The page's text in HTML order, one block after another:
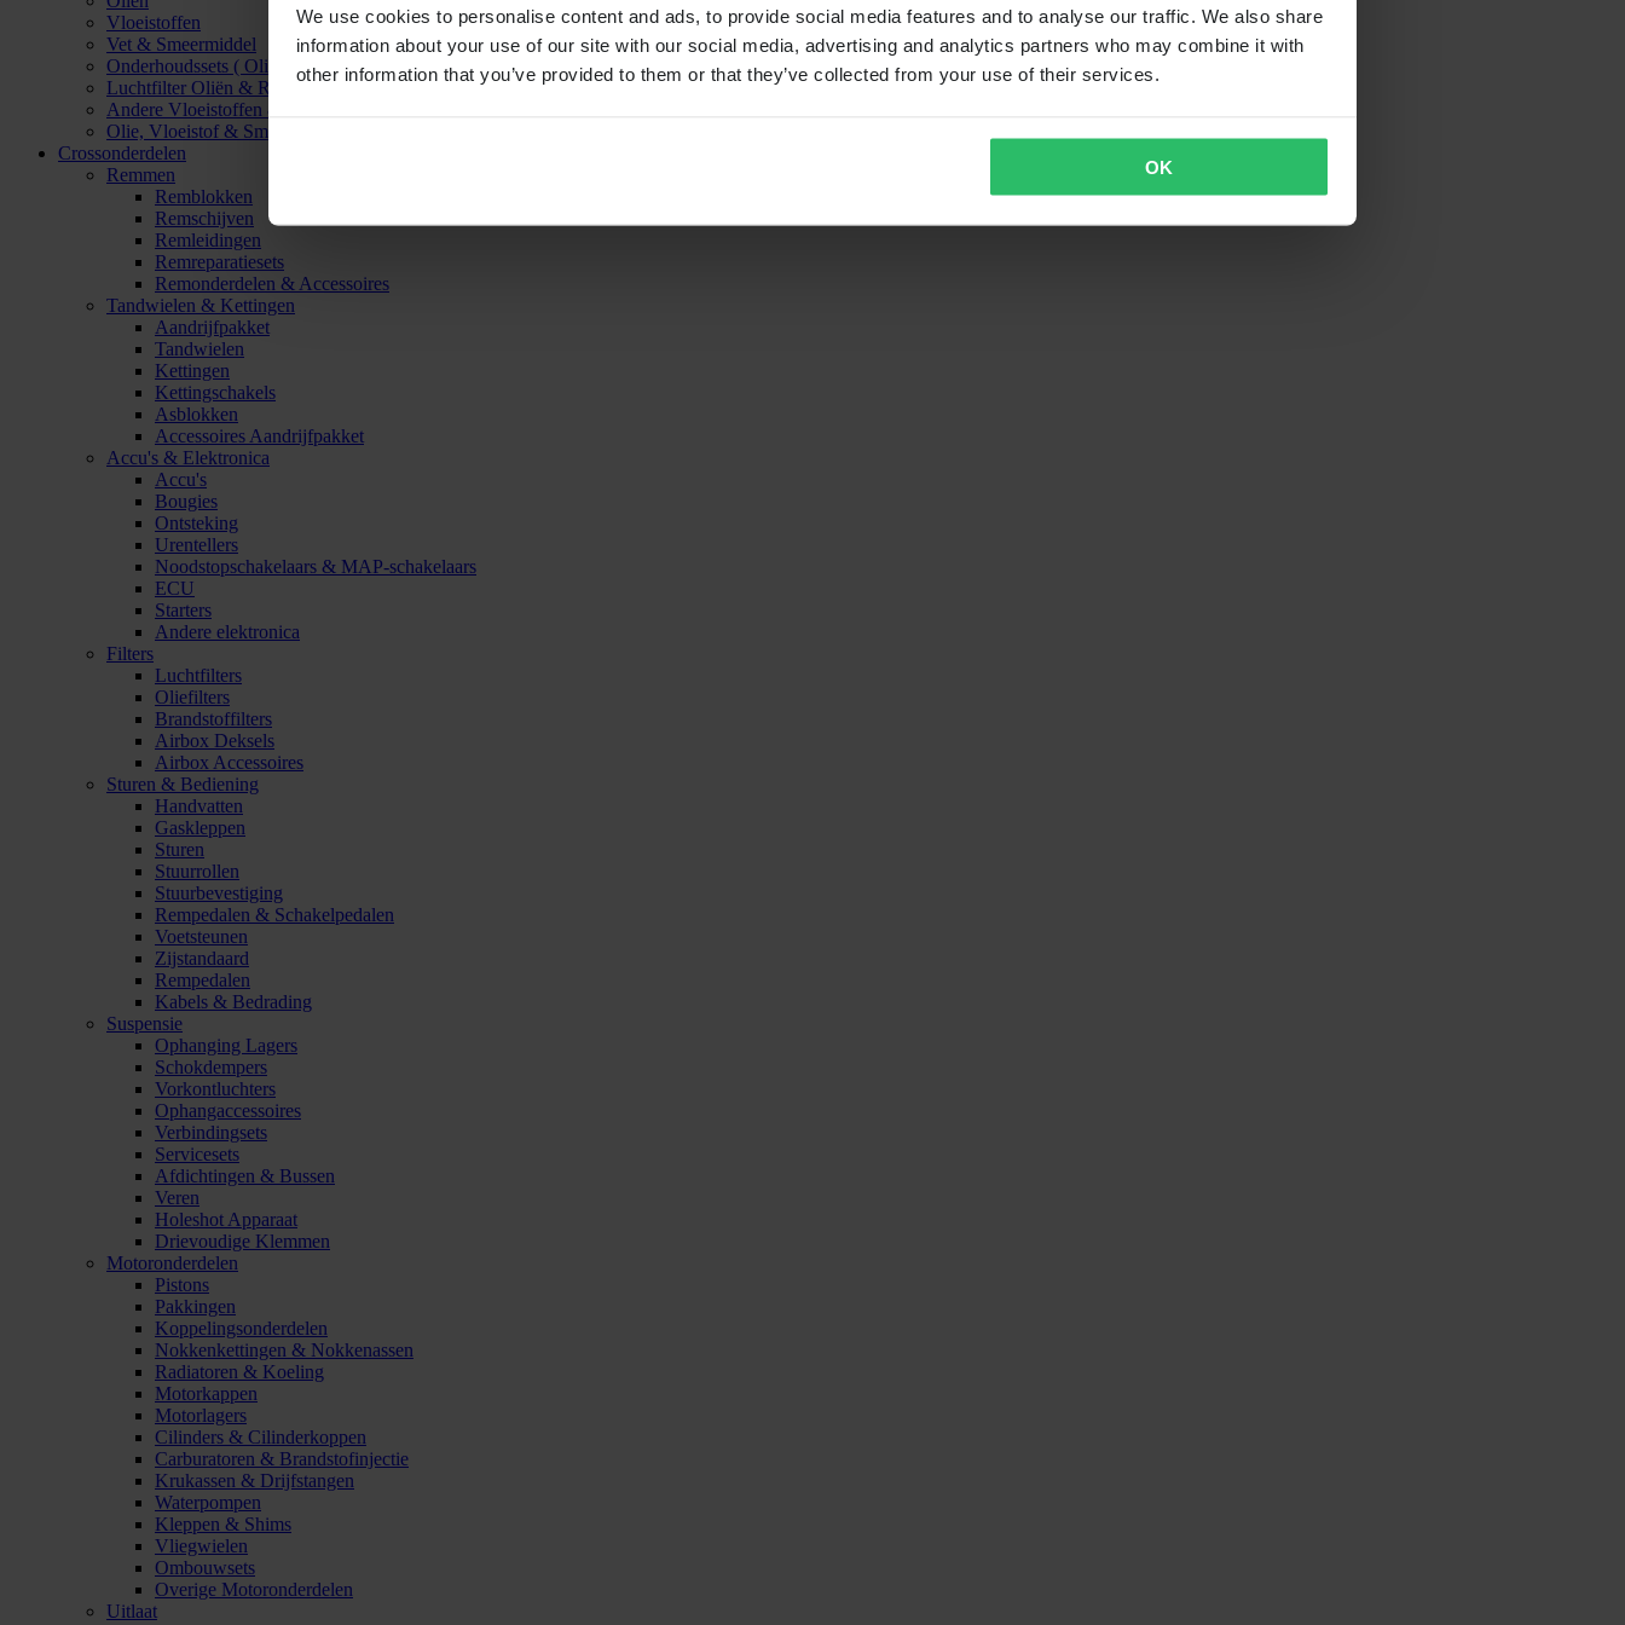
We use cookies to personalise content and ads, to provide social media features and to analyse our traffic. We also share
information about your use of our site with our social media, advertising and analytics partners who may combine it with
other information that you’ve provided to them or that they’ve collected from your use of their services.
OK
Vloeistoffen
Vet & Smeermiddel
Onderhoudssets ( Olie & Filter)
Luchtfilter Oliën & Reinigers
Andere Vloeistoffen & Smeermiddelen
Olie, Vloeistof & Smeermiddel Accessoires
Crossonderdelen
Remmen
Remblokken
Remschijven
Remleidingen
Remreparatiesets
Remonderdelen & Accessoires
Tandwielen & Kettingen
Aandrijfpakket
Tandwielen
Kettingen
Kettingschakels
Asblokken
Accessoires Aandrijfpakket
Accu's & Elektronica
Accu's
Bougies
Ontsteking
Urentellers
Noodstopschakelaars & MAP-schakelaars
ECU
Starters
Andere elektronica
Filters
Luchtfilters
Oliefilters
Brandstoffilters
Airbox Deksels
Airbox Accessoires
Sturen & Bediening
Handvatten
Gaskleppen
Sturen
Stuurrollen
Stuurbevestiging
Rempedalen & Schakelpedalen
Voetsteunen
Zijstandaard
Rempedalen
Kabels & Bedrading
Suspensie
Ophanging Lagers
Schokdempers
Vorkontluchters
Ophangaccessoires
Verbindingsets
Servicesets
Afdichtingen & Bussen
Veren
Holeshot Apparaat
Drievoudige Klemmen
Motoronderdelen
Pistons
Pakkingen
Koppelingsonderdelen
Nokkenkettingen & Nokkenassen
Radiatoren & Koeling
Motorkappen
Motorlagers
Cilinders & Cilinderkoppen
Carburatoren & Brandstofinjectie
Krukassen & Drijfstangen
Waterpompen
Kleppen & Shims
Vliegwielen
Ombouwsets
Overige Motoronderdelen
Uitlaat